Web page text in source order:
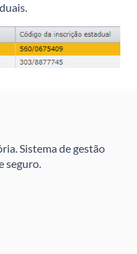
Sistema de gestão
seguro.